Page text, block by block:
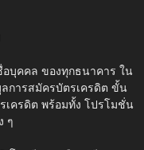
บุคคล ของทุกธนาคาร ใน
การสมัครบัตรเครดิต ขั้น
ครดิต พร้อมทั้ง โปรโมชั่น
ๆ